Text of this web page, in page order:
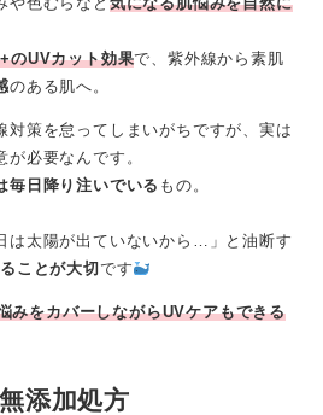
のUVカット効果で、紫外線から素肌
のある肌へ。
対策を怠ってしまいがちですが、実は
必要なんです。
毎日降り注いでいる もの。
は太陽が出ていないから…」と油断す
ことが大切 です
みをカバーしながらUVケアもできる
添加処方